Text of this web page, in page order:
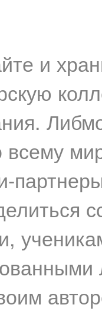
и
всему